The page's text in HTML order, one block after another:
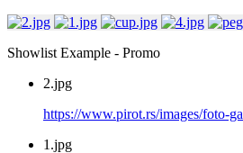
Showlist Example - Promo
2.jpg
https://www.pirot.rs/images/foto-
1.jpg